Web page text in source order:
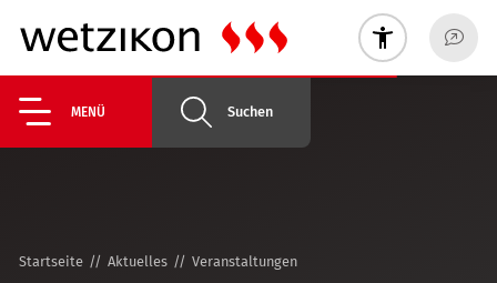
MENÜ Suchen
Startseite Aktuelles Veranstaltungen